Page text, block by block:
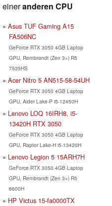
eineranderen CPU
Asus TUF Gaming A15
FA506NC
GeForce RTX 3050 4GB Laptop
GPU, Rembrandt (Zen 3+) R5
7535HS
Acer Nitro 5 AN515-58-54UH
GeForce RTX 3050 4GB Laptop
GPU, Alder Lake-P i5-12450H
Lenovo LOQ 16IRH8, i5-
13420H RTX 3050
GeForce RTX 3050 4GB Laptop
GPU, Raptor Lake-H i5-13420H
Lenovo Legion 5 15ARH7H
GeForce RTX 3050 4GB Laptop
GPU, Rembrandt (Zen 3+) R5
6600H
HP Victus 15-fa0000TX